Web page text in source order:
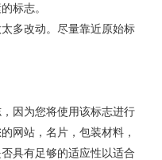
标志。
多改动。尽量靠近原始标
因为您将使用该标志进行
网站，名片，包装材料，
具有足够的适应性以适合